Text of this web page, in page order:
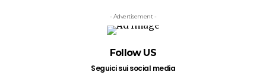
- Advertisement -
Follow US
Seguici sui social media